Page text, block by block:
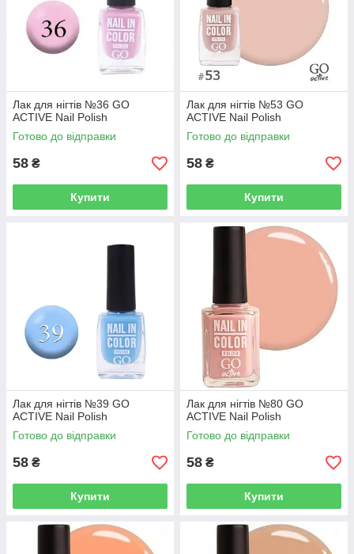
Лак для нігтів №36 GO
ACTIVE Nail Polish
Готово до відправки
58 ₴
Купити
Лак для нігтів №53 GO
ACTIVE Nail Polish
Готово до відправки
58 ₴
Купити
Лак для нігтів №39 GO
ACTIVE Nail Polish
Готово до відправки
58 ₴
Купити
Лак для нігтів №80 GO
ACTIVE Nail Polish
Готово до відправки
58 ₴
Купити